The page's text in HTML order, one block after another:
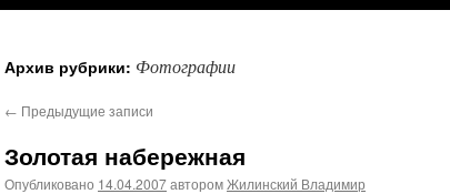
содержимому
Архив рубрики: Фотографии
← Предыдущие записи
Золотая набережная
Опубликовано 14.04.2007авторомЖилинский Владимир